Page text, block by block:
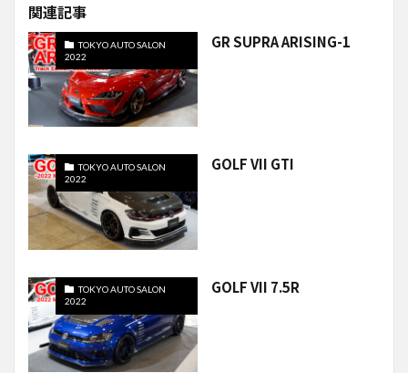
関連記事
TOKYO AUTO SALON
2022
GR SUPRA ARISING-1
TOKYO AUTO SALON
2022
GOLF VII GTI
TOKYO AUTO SALON
2022
GOLF VII 7.5R